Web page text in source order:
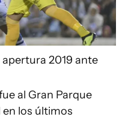
2019 ante
al Gran Parque
los últimos